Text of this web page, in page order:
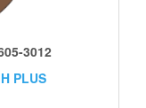
3012
PLUS